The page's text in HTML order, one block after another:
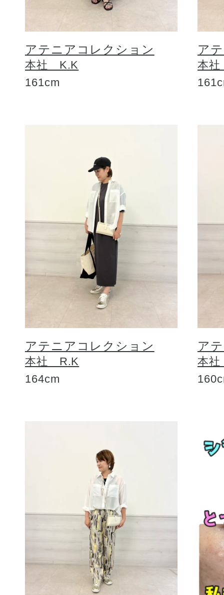
アテニアコレクション
本社 K.K
161cm
ア
本
アテニアコレクション
本社 R.K
164cm
ア
本